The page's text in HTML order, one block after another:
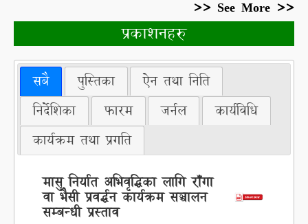
>> See More >>
प्रकाशनहरु
सबै पुस्तिका
ऐन तथा निति
निर्देशिका
फारम जर्नल
कार्यविधि
कार्यक्रम तथा प्रगति
मासु निर्यात अभिवृद्धिका लागि राँगा
वा भैसी प्रवर्द्धन कार्यक्रम सञ्चालन
सम्बन्धी प्रस्ताव